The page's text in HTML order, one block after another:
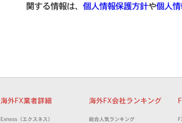
関する情報は、 個人情報保護方針や個人
海外FX業者詳細
Exness（エクスネス）
海外FX会社ランキング
総合人気ランキング